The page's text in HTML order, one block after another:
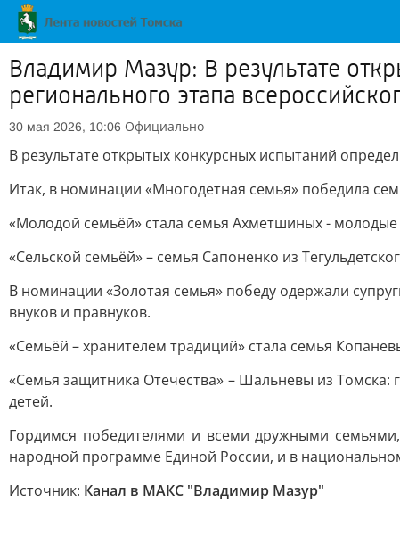
Владимир Мазур: В результате
регионального этапа
30 мая 2026, 10:06 Официально
В результате открытых конкурсных испытаний
Итак, в номинации «Многодетная семья» победила
«Молодой семьёй» стала семья Ахметшиных -
«Сельской семьёй» – семья Сапоненко из
В номинации «Золотая семья» победу одержали
внуков и правнуков.
«Семьёй – хранителем традиций» стала семья
«Семья защитника Отечества» – Шальневы из
детей.
Гордимся победителями и всеми дружными
народной программе Единой России, и в
Источник: Канал в МАКС "Владимир Мазур"